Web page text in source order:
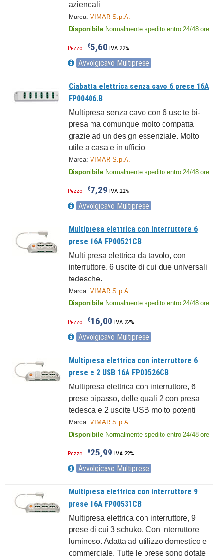
aziendali
Marca: VIMAR S.p.A.
Disponibile Normalmente spedito entro 24/48 ore
Pezzo €5,60 IVA 22%
Avvolgicavo Multiprese
Ciabatta elettrica senza cavo 6 prese 16A
FP00406.B
Multipresa senza cavo con 6 uscite bi-
presa ma comunque molto compatta
grazie ad un design essenziale. Molto
utile a casa e in ufficio
Marca: VIMAR S.p.A.
Disponibile Normalmente spedito entro 24/48 ore
Pezzo €7,29 IVA 22%
Avvolgicavo Multiprese
Multipresa elettrica con interruttore 6
prese 16A FP00521CB
Multi presa elettrica da tavolo, con
interruttore. 6 uscite di cui due universali
tedesche.
Marca: VIMAR S.p.A.
Disponibile Normalmente spedito entro 24/48 ore
Pezzo €16,00 IVA 22%
Avvolgicavo Multiprese
Multipresa elettrica con interruttore 6
prese e 2 USB 16A FP00526CB
Multipresa elettrica con interruttore, 6
prese bipasso, delle quali 2 con presa
tedesca e 2 uscite USB molto potenti
Marca: VIMAR S.p.A.
Disponibile Normalmente spedito entro 24/48 ore
Pezzo €25,99 IVA 22%
Avvolgicavo Multiprese
Multipresa elettrica con interruttore 9
prese 16A FP00531CB
Multipresa elettrica con interruttore, 9
prese di cui 3 schuko. Con interruttore
luminoso. Adatta ad utilizzo domestico e
commerciale. Tutte le prese sono dotate